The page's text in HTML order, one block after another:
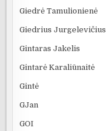
Giedrė Tamulionienė
Giedrius Jurgelevičius
Gintaras Jakelis
Gintarė Karaliūnaitė
Gintė
GJan
GOI